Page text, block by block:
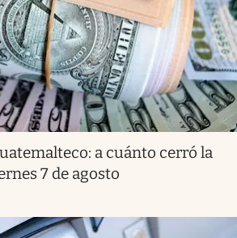
a cuánto cerró la
7 de agosto